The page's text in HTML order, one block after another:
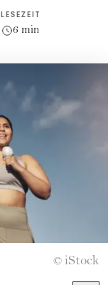
LESEZEIT
6 min
© iStock